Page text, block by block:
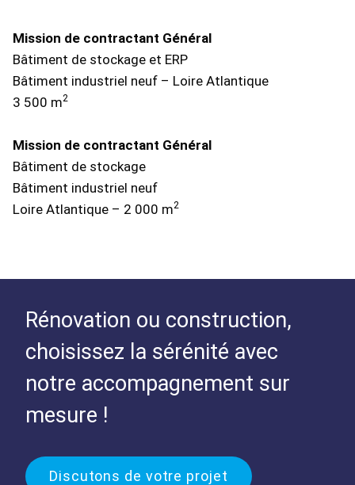
Mission de contractant Général
Bâtiment de stockage et ERP
Bâtiment industriel neuf – Loire Atlantique
3 500 m2
Mission de contractant Général
Bâtiment de stockage
Bâtiment industriel neuf
Loire Atlantique – 2 000 m2
Rénovation ou construction,
choisissez la sérénité avec
notre accompagnement sur
mesure !
Discutons de votre projet